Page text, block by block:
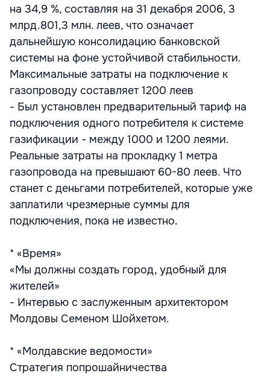
на 34,9 %, составляя на 31 декабря 2006, 3
млрд.801,3 млн. леев, что означает
дальнейшую консолидацию банковской
системы на фоне устойчивой стабильности.
Максимальные затраты на подключение к
газопроводу составляет 1200 леев
- Был установлен предварительный тариф на
подключения одного потребителя к системе
газификации - между 1000 и 1200 леями.
Реальные затраты на прокладку 1 метра
газопровода на превышают 60-80 леев. Что
станет с деньгами потребителей, которые уже
заплатили чрезмерные суммы для
подключения, пока не известно.
* «Время»
«Мы должны создать город, удобный для
жителей»
- Интервью с заслуженным архитектором
Молдовы Семеном Шойхетом.
* «Молдавские ведомости»
Стратегия попрошайничества